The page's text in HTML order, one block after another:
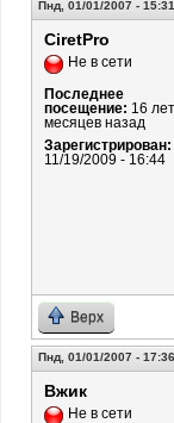
Пнд, 01/01/2007 - 15:31
CiretPro
Не в сети
Последнее
посещение: 16
месяцев назад
Зарегистрирован:
11/19/2009 - 16:44
Верх
Пнд, 01/01/2007 - 17:36
Вжик
Не в сети